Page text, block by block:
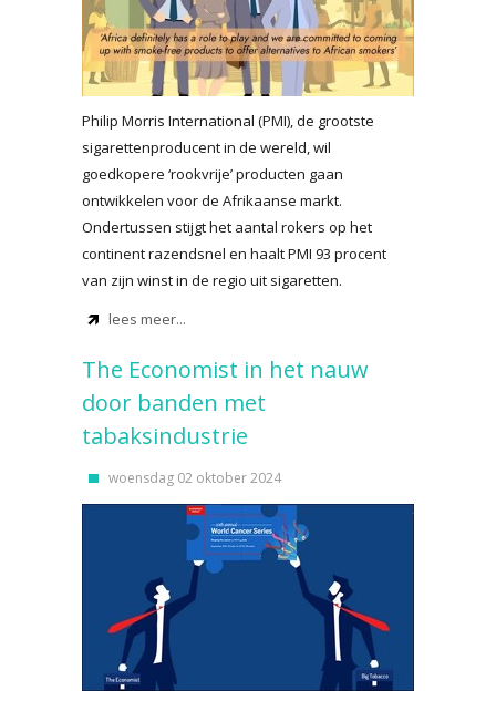
Philip Morris International (PMI), de grootste
sigarettenproducent in de wereld, wil
goedkopere ‘rookvrije’ producten gaan
ontwikkelen voor de Afrikaanse markt.
Ondertussen stijgt het aantal rokers op het
continent razendsnel en haalt PMI 93 procent
van zijn winst in de regio uit sigaretten.
lees meer...
The Economist in het nauw
door banden met
tabaksindustrie
woensdag 02 oktober 2024